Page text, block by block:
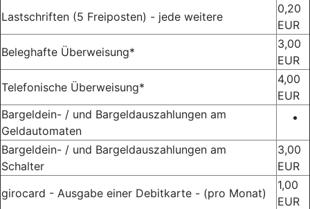
Lastschriften (5 Freiposten) - jede weitere
0,20
EUR
Beleghafte Überweisung*
3,00
EUR
Telefonische Überweisung*
4,00
EUR
Bargeldein- / und Bargeldauszahlungen am
Geldautomaten
Bargeldein- / und Bargeldauszahlungen am
Schalter
3,00
EUR
girocard - Ausgabe einer Debitkarte - (pro Monat)
1,00
EUR